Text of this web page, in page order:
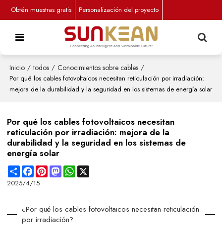
Obtén muestras gratis Personalización del proyecto
Inicio / todos / Conocimientos sobre cables /
Por qué los cables fotovoltaicos necesitan reticulación por irradiación:
mejora de la durabilidad y la seguridad en los sistemas de energía solar
Por qué los cables fotovoltaicos necesitan
reticulación por irradiación: mejora de la
durabilidad y la seguridad en los sistemas de
energía solar
ShareFacebookPinterestMastodonWhatsApp
2025/4/15
¿Por qué los cables fotovoltaicos necesitan reticulación
por irradiación?